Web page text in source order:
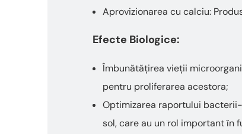
Aprovizionarea cu calciu:
Efecte Biologice:
Îmbunătățirea vieții
pentru proliferarea acestora;
Optimizarea raportului
sol, care au un rol important în